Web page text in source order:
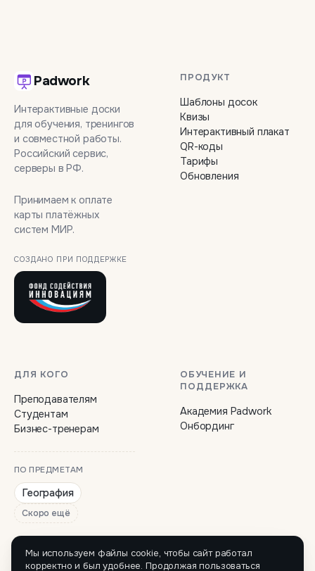
Padwork
Интерактивные доски
для обучения, тренингов
и совместной работы.
Российский сервис,
серверы в РФ.
Принимаем к оплате
карты платёжных
систем МИР.
СОЗДАНО ПРИ ПОДДЕРЖКЕ
ПРОДУКТ
Шаблоны досок
Квизы
Интерактивный плакат
QR-коды
Тарифы
Обновления
ДЛЯ КОГО
Преподавателям
Студентам
Бизнес-тренерам
ПО ПРЕДМЕТАМ
География
Скоро ещё
ОБУЧЕНИЕ И
ПОДДЕРЖКА
Академия Padwork
Онбординг
Мы используем файлы cookie, чтобы сайт работал
корректно и был удобнее. Продолжая пользоваться